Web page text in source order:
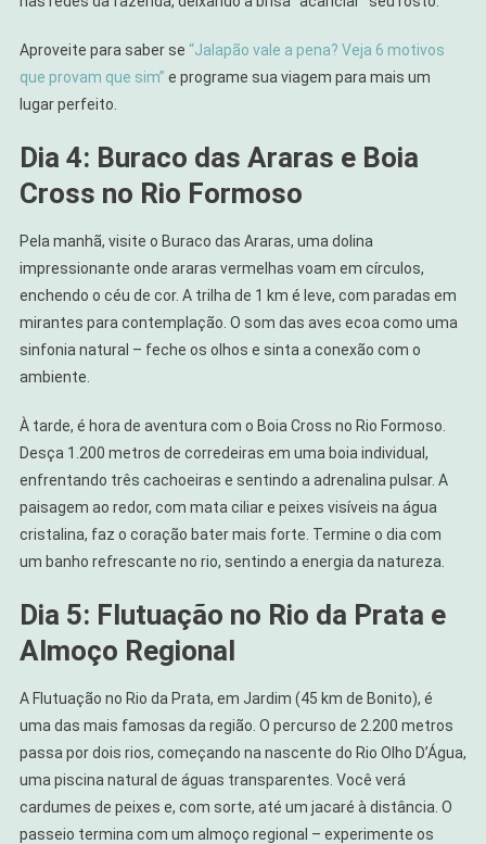
Aproveite para saber se “Jalapão vale a pena? Veja 6 motivos
que provam que sim” e programe sua viagem para mais um
lugar perfeito.
Dia 4: Buraco das Araras e Boia
Cross no Rio Formoso
Pela manhã, visite o Buraco das Araras, uma dolina
impressionante onde araras vermelhas voam em círculos,
enchendo o céu de cor. A trilha de 1 km é leve, com paradas em
mirantes para contemplação. O som das aves ecoa como uma
sinfonia natural – feche os olhos e sinta a conexão com o
ambiente.
À tarde, é hora de aventura com o Boia Cross no Rio Formoso.
Desça 1.200 metros de corredeiras em uma boia individual,
enfrentando três cachoeiras e sentindo a adrenalina pulsar. A
paisagem ao redor, com mata ciliar e peixes visíveis na água
cristalina, faz o coração bater mais forte. Termine o dia com
um banho refrescante no rio, sentindo a energia da natureza.
Dia 5: Flutuação no Rio da Prata e
Almoço Regional
A Flutuação no Rio da Prata, em Jardim (45 km de Bonito), é
uma das mais famosas da região. O percurso de 2.200 metros
passa por dois rios, começando na nascente do Rio Olho D’Água,
uma piscina natural de águas transparentes. Você verá
cardumes de peixes e, com sorte, até um jacaré à distância. O
passeio termina com um almoço regional – experimente os